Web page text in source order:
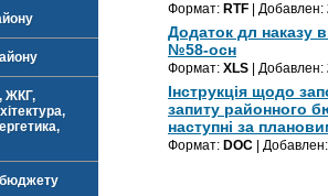
ЖКГ,
Формат: RTF | Добавлен:
Додаток дл наказу
№58-осн
Формат: XLS | Добавлен:
Інструкція щодо
запиту районного
наступні за
Формат: DOC |